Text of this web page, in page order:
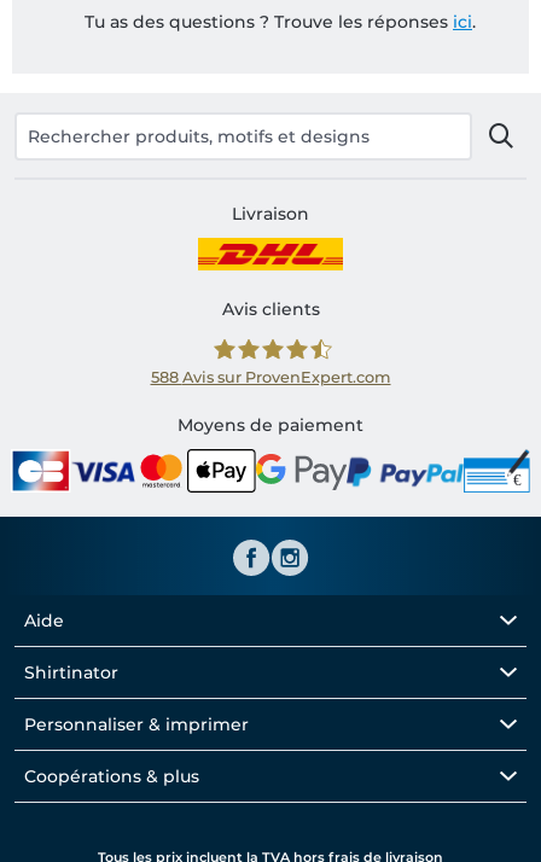
Tu as des questions ? Trouve les réponses ici.
Livraison
Avis clients
Shirtinator FR
588 Avis sur ProvenExpert.com
Moyens de paiement
Aide
Shirtinator
Personnaliser & imprimer
Coopérations & plus
Tous les prix incluent la TVA hors frais de livraison